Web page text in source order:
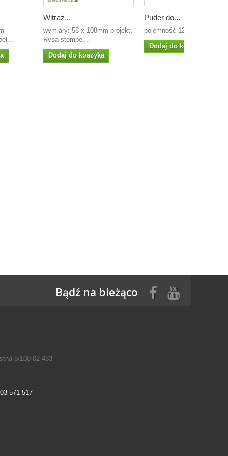
Witraż...
wymiary: 58 x 108mm projekt:
Rysa stempel...
Dodaj do koszyka
Puder do...
pojemność 12 g Agateria
Dodaj do koszyka
Bądź na bieżąco
8/100 02-483
571 517